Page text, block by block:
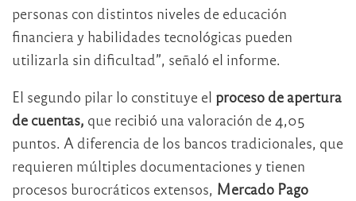
personas con distintos niveles de educación
financiera y habilidades tecnológicas pueden
utilizarla sin dificultad”, señaló el informe.
El segundo pilar lo constituye el proceso de apertura
de cuentas, que recibió una valoración de 4,05
puntos. A diferencia de los bancos tradicionales, que
requieren múltiples documentaciones y tienen
procesos burocráticos extensos, Mercado Pago